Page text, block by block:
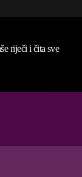
riječi i čita sve